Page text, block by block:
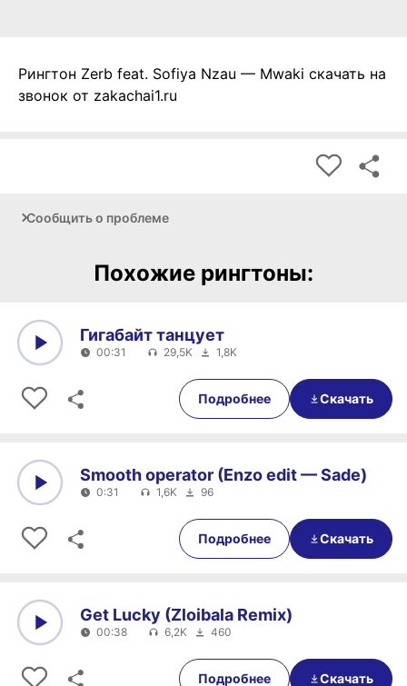
Рингтон Zerb feat. Sofiya Nzau — Mwaki скачать на
звонок от zakachai1.ru
Сообщить о проблеме
Похожие рингтоны:
00:31
Гигабайт танцует
00:31 29,5K 1,8K
Подробнее Скачать
0:31
Smooth operator (Enzo edit — Sade)
0:31 1,6K 96
Подробнее Скачать
00:38
Get Lucky (Zloibala Remix)
00:38 6,2K 460
Подробнее Скачать